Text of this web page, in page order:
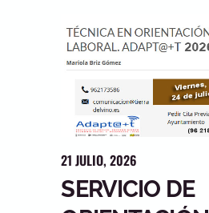
21 JULIO,2026
SERVICIO DE